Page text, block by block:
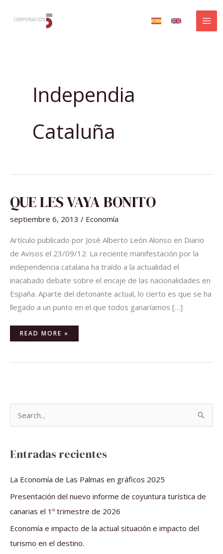
Independia
Cataluña
QUE LES VAYA BONITO
septiembre 6, 2013 / Economía
Artículo publicado por José Alberto León Alonso en Diario
de Avisos el 23/09/12. La reciente manifestación por la
independencia catalana ha traído a la actualidad el
inacabado debate sobre el encaje de las nacionalidades en
España. Aparte del detonante actual, lo cierto es que se ha
llegado a un punto en el que todos ganaríamos […]
QUE
LES
VAYA
READ MORE »
a
r
Entradas recientes
La Economía de Las Palmas en gráficos 2025
Presentación del nuevo informe de coyuntura turística de
canarias el 1º trimestre de 2026
Economía e impacto de la actual situación e impacto del
turismo en el destino.